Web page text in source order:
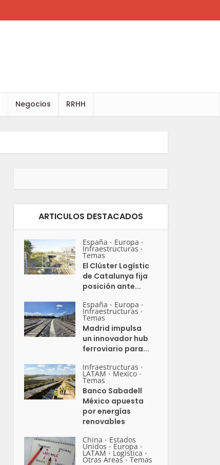
Negocios RRHH
ARTICULOS DESTACADOS
España • Europa •
Infraestructuras •
Temas
El Clúster Logístic
de Catalunya fija
posición ante...
España • Europa •
Infraestructuras •
Temas
Madrid impulsa
un innovador hub
ferroviario para...
Infraestructuras •
LATAM • Mexico •
Temas
Banco Sabadell
México apuesta
por energías
renovables
China • Estados
Unidos • Europa •
LATAM • Logistica •
Otras Areas • Temas